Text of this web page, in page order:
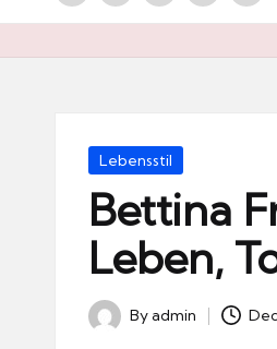
h
Posted
Lebensstil
Bettina
Leben,
Posted
Byadmin